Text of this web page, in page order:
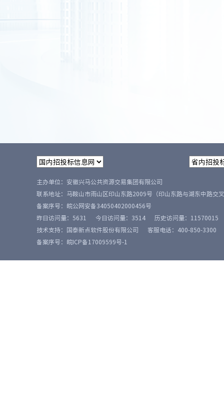
主办单位：安徽兴马公共资源交易集团有限公司
联系地址：马鞍山市雨山区印山东路2009号（印山东路与湖东中路交
备案序号： 皖公网安备34050402000456号
昨日访问量： 5631 今日访问量： 3514 历史访问量： 11570015
技术支持：国泰新点软件股份有限公司
客服电话：400-850-3300
备案序号：皖ICP备17009599号-1